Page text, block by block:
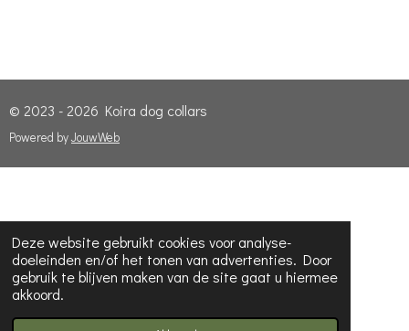
Deze website gebruikt cookies voor analyse-
doeleinden en/of het tonen van advertenties. Door
gebruik te blijven maken van de site gaat u hiermee
akkoord.
© 2023 - 2026 Koira dog collars
Powered byJouwWeb